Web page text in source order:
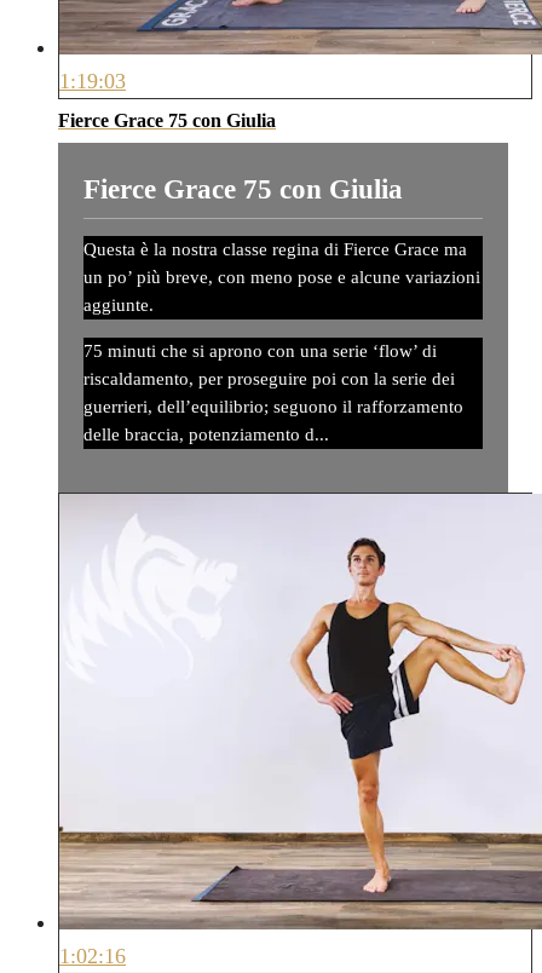
1:19:03
Fierce Grace 75 con Giulia
Fierce Grace 75 con Giulia
Questa è la nostra classe regina di Fierce Grace ma
un po’ più breve, con meno pose e alcune variazioni
aggiunte.
75 minuti che si aprono con una serie ‘flow’ di
riscaldamento, per proseguire poi con la serie dei
guerrieri, dell’equilibrio; seguono il rafforzamento
delle braccia, potenziamento d...
1:02:16